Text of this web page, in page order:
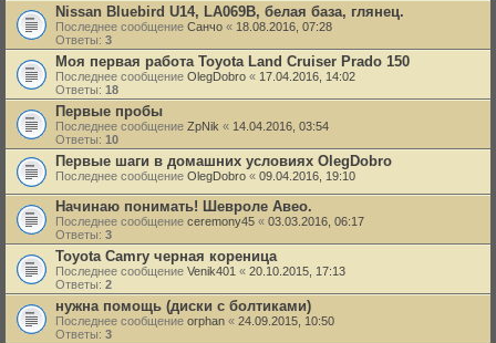
Nissan Bluebird U14, LA069B, белая база, глянец.
Последнее сообщение Санчо « 18.08.2016, 07:28
Ответы: 3
Моя первая работа Toyota Land Cruiser Prado 150
Последнее сообщение OlegDobro « 17.04.2016, 14:02
Ответы: 18
Первые пробы
Последнее сообщение ZpNik « 14.04.2016, 03:54
Ответы: 10
Первые шаги в домашних условиях OlegDobro
Последнее сообщение OlegDobro « 09.04.2016, 19:10
Начинаю понимать! Шевроле Авео.
Последнее сообщение ceremony45 « 03.03.2016, 06:17
Ответы: 3
Toyota Camry черная кореница
Последнее сообщение Venik401 « 20.10.2015, 17:13
Ответы: 2
нужна помощь (диски с болтиками)
Последнее сообщение orphan « 24.09.2015, 10:50
Ответы: 3